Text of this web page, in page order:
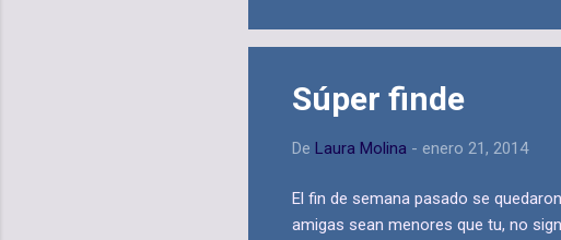
Súper finde
De Laura Molina - enero 21, 2014
El fin de semana pasado se
amigas sean menores que tu, no